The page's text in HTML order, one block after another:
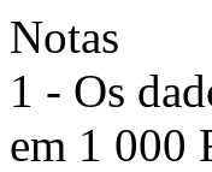
Notas
1 - Os
em 1 000